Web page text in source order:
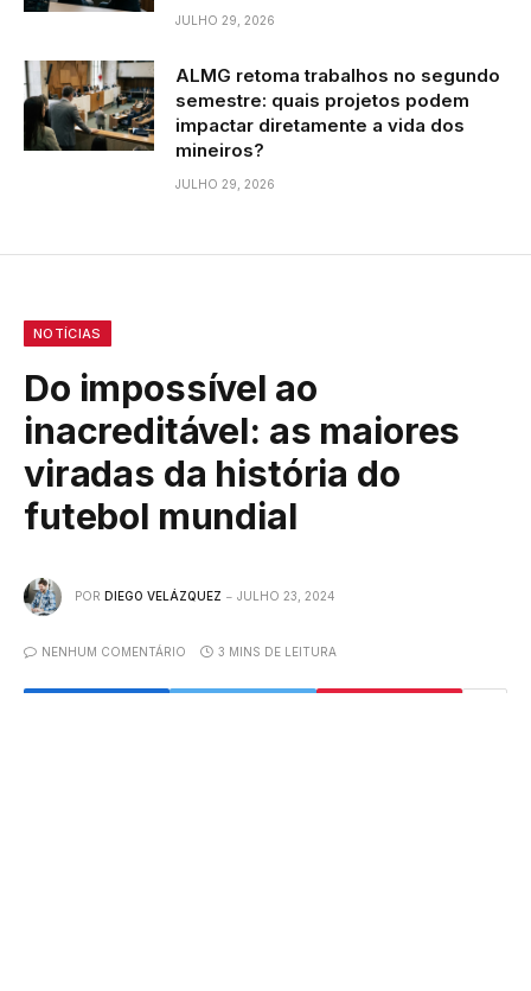
JULHO 29, 2026
ALMG retoma trabalhos no segundo
semestre: quais projetos podem
impactar diretamente a vida dos
mineiros?
JULHO 29, 2026
NOTÍCIAS
Do impossível ao
inacreditável: as maiores
viradas da história do
futebol mundial
POR DIEGO VELÁZQUEZ JULHO 23, 2024
NENHUM COMENTÁRIO 3 MINS DE LEITURA